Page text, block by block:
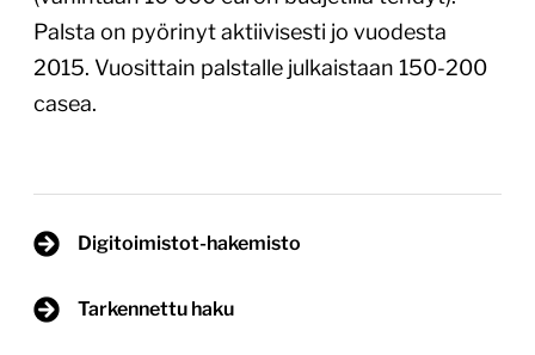
Palsta on pyörinyt aktiivisesti jo vuodesta
2015. Vuosittain palstalle julkaistaan 150-200
casea.
Digitoimistot-hakemisto
Tarkennettu haku